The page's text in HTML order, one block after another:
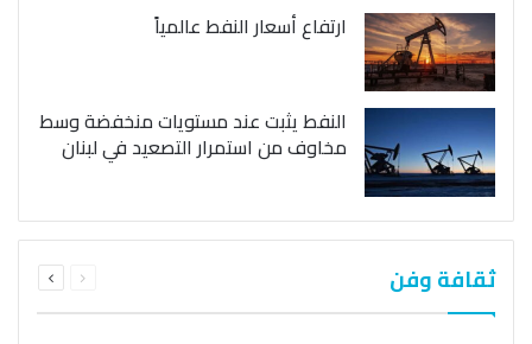
ارتفاع أسعار النفط عالمياً
النفط يثبت عند مستويات منخفضة وسط
مخاوف من استمرار التصعيد في لبنان
ثقافة وفن الصفحةالصفحة